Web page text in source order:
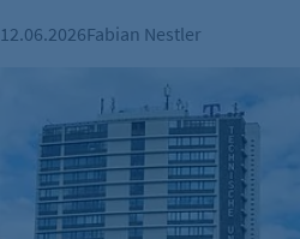
12.06.2026Fabian Nestler
Berlin investiert Millionen in